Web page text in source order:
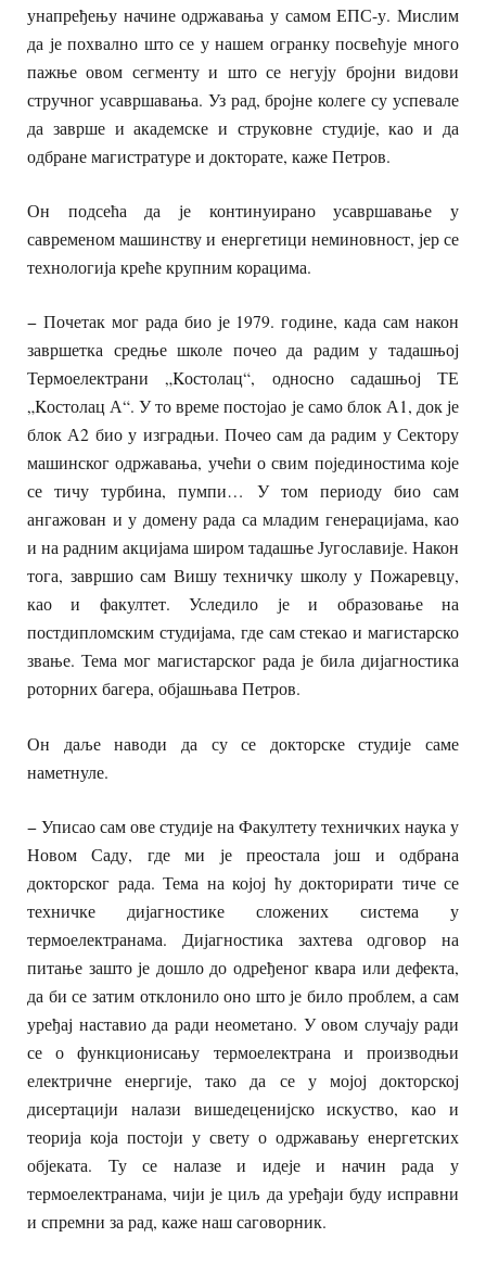
унапређењу начине одржавања у самом ЕПС-у. Мислим
да је похвално што се у нашем огранку посвећује много
пажње овом сегменту и што се негују бројни видови
стручног усавршавања. Уз рад, бројне колеге су успевале
да заврше и академске и струковне студије, као и да
одбране магистратуре и докторате, каже Петров.
Он подсећа да је континуирано усавршавање у
савременом машинству и енергетици неминовност, јер се
технологија креће крупним корацима.
− Почетак мог рада био је 1979. године, када сам након
завршетка средње школе почео да радим у тадашњој
Термоелектрани „Kостолац“, односно садашњој ТЕ
„Kостолац А“. У то време постојао је само блок А1, док је
блок А2 био у изградњи. Почео сам да радим у Сектору
машинског одржавања, учећи о свим појединостима које
се тичу турбина, пумпи… У том периоду био сам
ангажован и у домену рада са младим генерацијама, као
и на радним акцијама широм тадашње Југославије. Након
тога, завршио сам Вишу техничку школу у Пожаревцу,
као и факултет. Уследило је и образовање на
постдипломским студијама, где сам стекао и магистарско
звање. Тема мог магистарског рада је била дијагностика
роторних багера, објашњава Петров.
Он даље наводи да су се докторске студије саме
наметнуле.
− Уписао сам ове студије на Факултету техничких наука у
Новом Саду, где ми је преостала још и одбрана
докторског рада. Тема на којој ћу докторирати тиче се
техничке дијагностике сложених система у
термоелектранама. Дијагностика захтева одговор на
питање зашто је дошло до одређеног квара или дефекта,
да би се затим отклонило оно што је било проблем, а сам
уређај наставио да ради неометано. У овом случају ради
се о функционисању термоелектрана и производњи
електричне енергије, тако да се у мојој докторској
дисертацији налази вишедеценијско искуство, као и
теорија која постоји у свету о одржавању енергетских
објеката. Ту се налазе и идеје и начин рада у
термоелектранама, чији је циљ да уређаји буду исправни
и спремни за рад, каже наш саговорник.